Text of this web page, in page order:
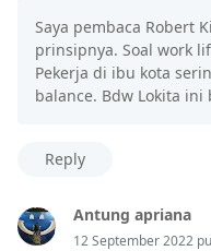
Saya pembaca Robert
prinsipnya. Soal work
Pekerja di ibu kota
balance. Bdw Lokita ini
Reply
Antung apriana
12 September 2022